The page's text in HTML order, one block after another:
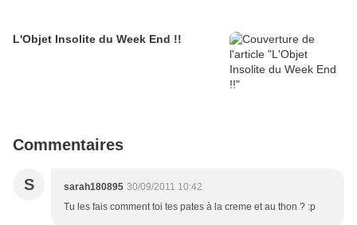
L'Objet Insolite du Week End !!
Commentaires
S sarah180895 30/09/2011 10:42
Tu les fais comment toi tes pates à la creme et au thon ? :p